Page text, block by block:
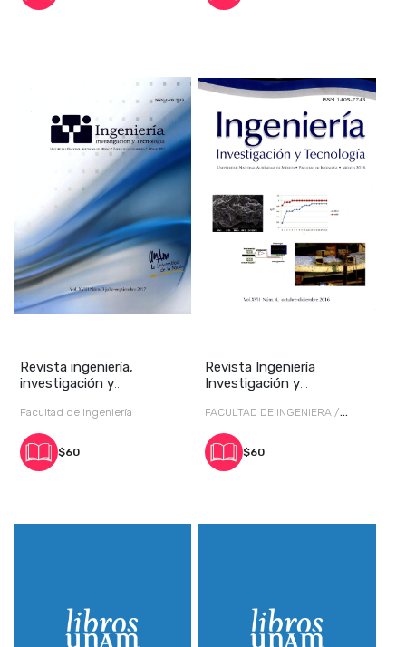
Revista ingeniería,
investigación y
Facultad de Ingeniería
$60
Revista Ingeniería
Investigación y
FACULTAD DE INGENIERA /
Georgina Fernández Villagómez
$60